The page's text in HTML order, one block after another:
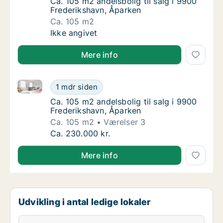
Frederikshavn, Åparken
Ca. 105 m2
Ca. 105 m2 andelsbolig til salg i 9900
Ikke angivet
Mere info
Ca. 105 m2 andelsbolig til salg i 9900
1 mdr siden
Ca. 105 m2 andelsbolig til salg i 9900
Ca. 105 m2 andelsbolig til salg i 9900
Ca. 105 m2 andelsbolig til salg i 9900
Frederikshavn, Åparken
Ca. 105 m2
Værelser 3
Ca. 105 m2 andelsbolig til salg i 9900
Ca. 230.000 kr.
Mere info
Udvikling i antal ledige lokaler